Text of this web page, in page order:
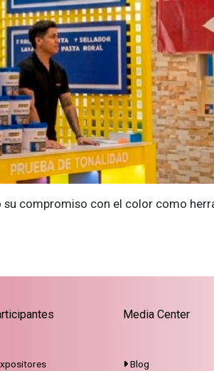
su compromiso con el color como
Media Center
Blog